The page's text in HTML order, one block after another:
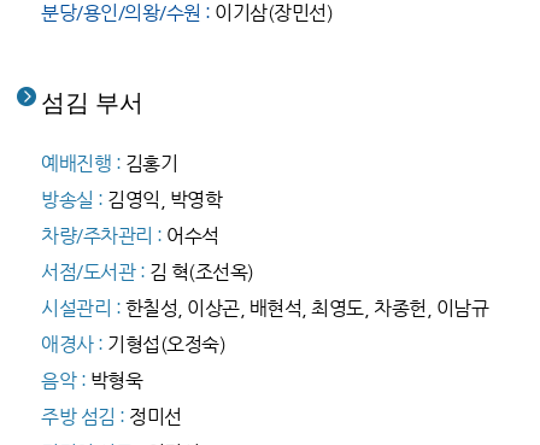
분당/용인/의왕/수원 : 이기삼(장민선)
섬김 부서
예배진행 : 김홍기
방송실 : 김영익, 박영학
차량/주차관리 : 어수석
서점/도서관 : 김 혁(조선옥)
시설관리 : 한칠성, 이상곤, 배현석, 최영도, 차종헌, 이남규
애경사 : 기형섭(오정숙)
음악 : 박형욱
주방 섬김 : 정미선